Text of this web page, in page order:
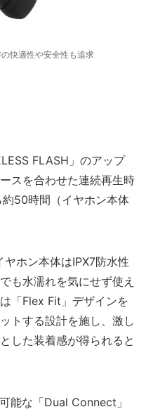
快適性や安全性も追求
FLASH」のアップ
スを合わせた連続再生時
50時間（イヤホン本体
ホン本体はIPX7防水性
も水濡れを気にせず使え
「Flex Fit」デザインを
トする設計を施し、激し
した装着感が得られると
能な「Dual Connect」